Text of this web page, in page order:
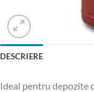
DESCRIERE
Ideal pentru depozite